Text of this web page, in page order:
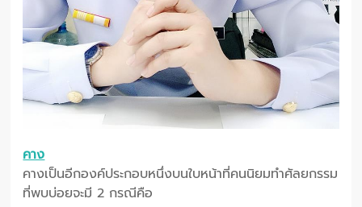
คาง
คางเป็นอีกองค์ประกอบหนึ่งบนใบหน้าที่คนนิยมทำศัลยกรรม
ที่พบบ่อยจะมี 2 กรณีคือ